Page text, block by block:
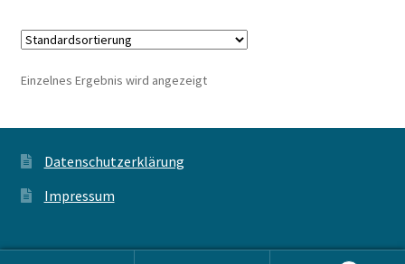
Einzelnes Ergebnis wird angezeigt
Datenschutzerklärung
Impressum